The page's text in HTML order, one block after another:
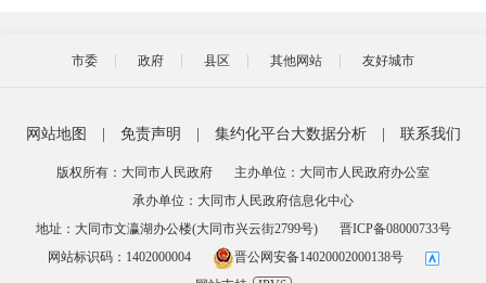
市委 政府 县区 其他网站 友好城市
网站地图 免责声明 集约化平台大数据分析 联系我们
版权所有：大同市人民政府
主办单位：大同市人民政府办公室
承办单位：大同市人民政府信息化中心
地址：大同市文瀛湖办公楼(大同市兴云街2799号)
晋ICP备08000733号
网站标识码：1402000004
晋公网安备14020002000138号